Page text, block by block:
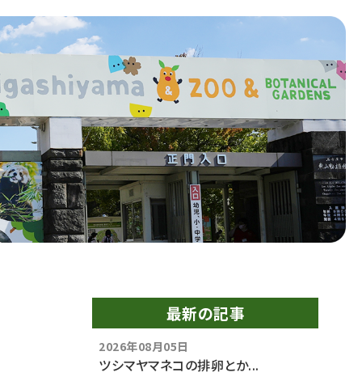
最新の記事
2026年08月05日
ツシマヤマネコの排卵とか...